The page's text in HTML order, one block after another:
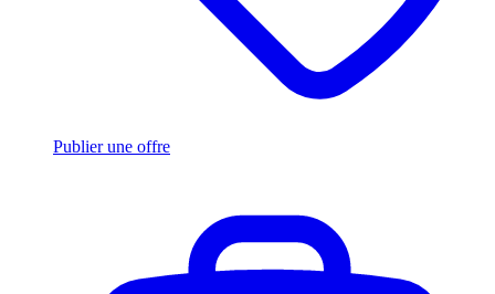
Publier une offre